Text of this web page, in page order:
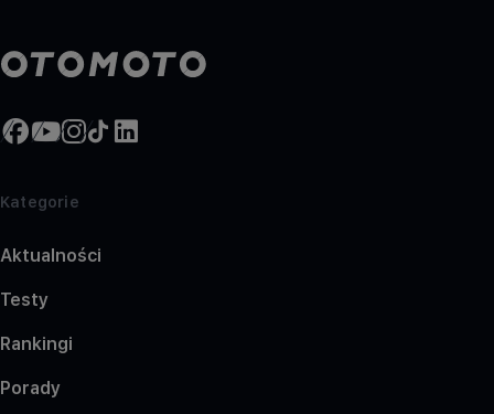
Kategorie
Aktualności
Testy
Rankingi
Porady